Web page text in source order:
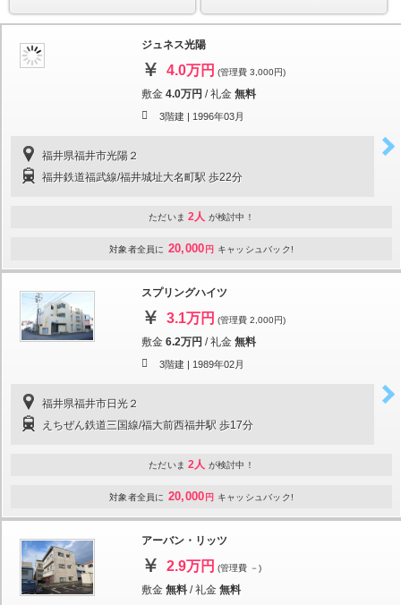
ジュネス光陽
4.0万円 (管理費 3,000円)
敷金 4.0万円 /礼金 無料
3階建 | 1996年03月
福井県福井市光陽２
福井鉄道福武線/福井城址大名町駅 歩22分
ただいま 2人 が検討中！
対象者全員に 20,000 円 キャッシュバック!
スプリングハイツ
3.1万円 (管理費 2,000円)
敷金 6.2万円 /礼金 無料
3階建 | 1989年02月
福井県福井市日光２
えちぜん鉄道三国線/福大前西福井駅 歩17分
ただいま 2人 が検討中！
対象者全員に 20,000 円 キャッシュバック!
アーバン・リッツ
2.9万円 (管理費 －)
敷金 無料 /礼金 無料